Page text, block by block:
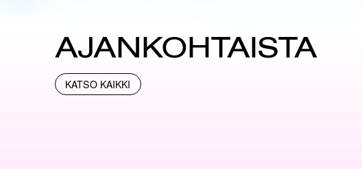
AJAN­KOHTAISTA
KATSO KAIKKI